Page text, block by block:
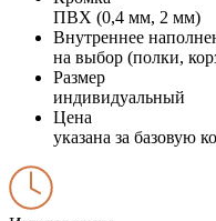
ПВХ (0,4 мм, 2 мм)
Внутреннее
на выбор (полки,
Размер
индивидуальный
Цена
указана за базовую